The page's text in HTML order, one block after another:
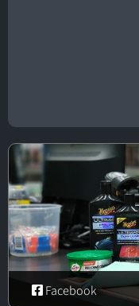
Facebook